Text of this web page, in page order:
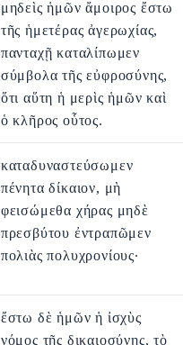
μηδεὶς ἡμῶν ἄμοιρος ἔστω
τῆς ἡμετέρας ἀγερωχίας,
πανταχῇ καταλίπωμεν
σύμβολα τῆς εὐφροσύνης,
ὅτι αὕτη ἡ μερὶς ἡμῶν καὶ
ὁ κλῆρος οὗτος.
καταδυναστεύσωμεν
πένητα δίκαιον, μὴ
φεισώμεθα χήρας μηδὲ
πρεσβύτου ἐντραπῶμεν
πολιὰς πολυχρονίους·
ἔστω δὲ ἡμῶν ἡ ἰσχὺς
νόμος τῆς δικαιοσύνης, τὸ